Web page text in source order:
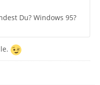
Du? Windows 95?